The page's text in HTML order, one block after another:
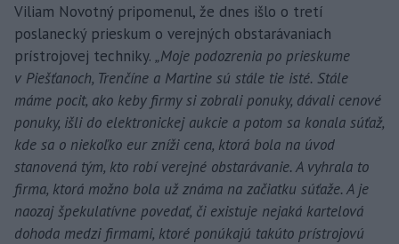
Viliam Novotný pripomenul, že dnes išlo o tretí
poslanecký prieskum o verejných obstarávaniach
prístrojovej techniky. „Moje podozrenia po prieskume
v Piešťanoch, Trenčíne a Martine sú stále tie isté. Stále
máme pocit, ako keby firmy si zobrali ponuky, dávali cenové
ponuky, išli do elektronickej aukcie a potom sa konala súťaž,
kde sa o niekoľko eur zníži cena, ktorá bola na úvod
stanovená tým, kto robí verejné obstarávanie. A vyhrala to
firma, ktorá možno bola už známa na začiatku súťaže. A je
naozaj špekulatívne povedať, či existuje nejaká kartelová
dohoda medzi firmami, ktoré ponúkajú takúto prístrojovú